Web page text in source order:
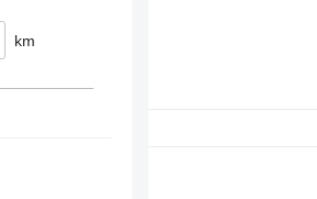
km